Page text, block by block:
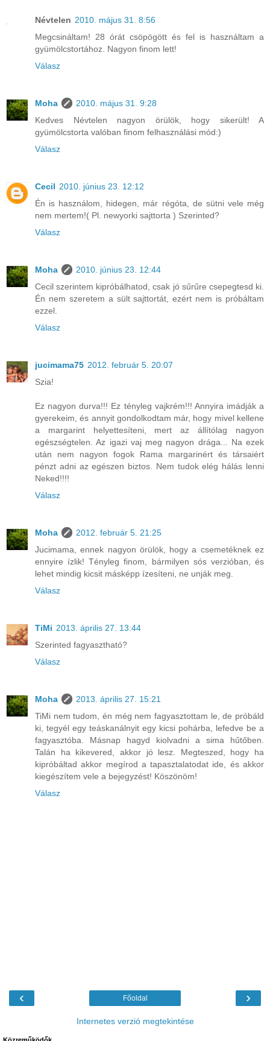
Névtelen 2010. május 31. 8:56
Megcsináltam! 28 órát csöpögött és fel is használtam a
gyümölcstortához. Nagyon finom lett!
Válasz
Moha
2010. május 31. 9:28
Kedves Névtelen nagyon örülök, hogy sikerült! A
gyümölcstorta valóban finom felhasználási mód:)
Válasz
Cecil 2010. június 23. 12:12
Én is használom, hidegen, már régóta, de sütni vele még
nem mertem!( Pl. newyorki sajttorta ) Szerinted?
Válasz
Moha
2010. június 23. 12:44
Cecil szerintem kipróbálhatod, csak jó sűrűre csepegtesd ki.
Én nem szeretem a sült sajttortát, ezért nem is próbáltam
ezzel.
Válasz
jucimama75 2012. február 5. 20:07
Szia!
Ez nagyon durva!!! Ez tényleg vajkrém!!! Annyira imádják a
gyerekeim, és annyit gondolkodtam már, hogy mivel kellene
a margarint helyettesíteni, mert az állítólag nagyon
egészségtelen. Az igazi vaj meg nagyon drága... Na ezek
után nem nagyon fogok Rama margarinért és társaiért
pénzt adni az egészen biztos. Nem tudok elég hálás lenni
Neked!!!!
Válasz
Moha
2012. február 5. 21:25
Jucimama, ennek nagyon örülök, hogy a csemetéknek ez
ennyire ízlik! Tényleg finom, bármilyen sós verzióban, és
lehet mindig kicsit másképp ízesíteni, ne unják meg.
Válasz
TiMi 2013. április 27. 13:44
Szerinted fagyasztható?
Válasz
Moha
2013. április 27. 15:21
TiMi nem tudom, én még nem fagyasztottam le, de próbáld
ki, tegyél egy teáskanálnyit egy kicsi pohárba, lefedve be a
fagyasztóba. Másnap hagyd kiolvadni a sima hűtőben.
Talán ha kikevered, akkor jó lesz. Megteszed, hogy ha
kipróbáltad akkor megírod a tapasztalatodat ide, és akkor
kiegészítem vele a bejegyzést! Köszönöm!
Válasz
‹ ›
Főoldal
Internetes verzió megtekintése